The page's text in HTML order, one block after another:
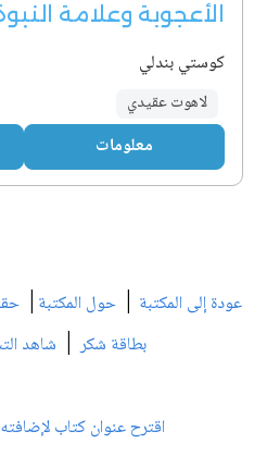
الأعجوبة وعلامة
كوستي بندلي
لاهوت عقيدي
معلومات
عودة إلى المكتبة | حول المكتبة |
بطاقة شكر| شاهد
اقترح عنوان كتاب